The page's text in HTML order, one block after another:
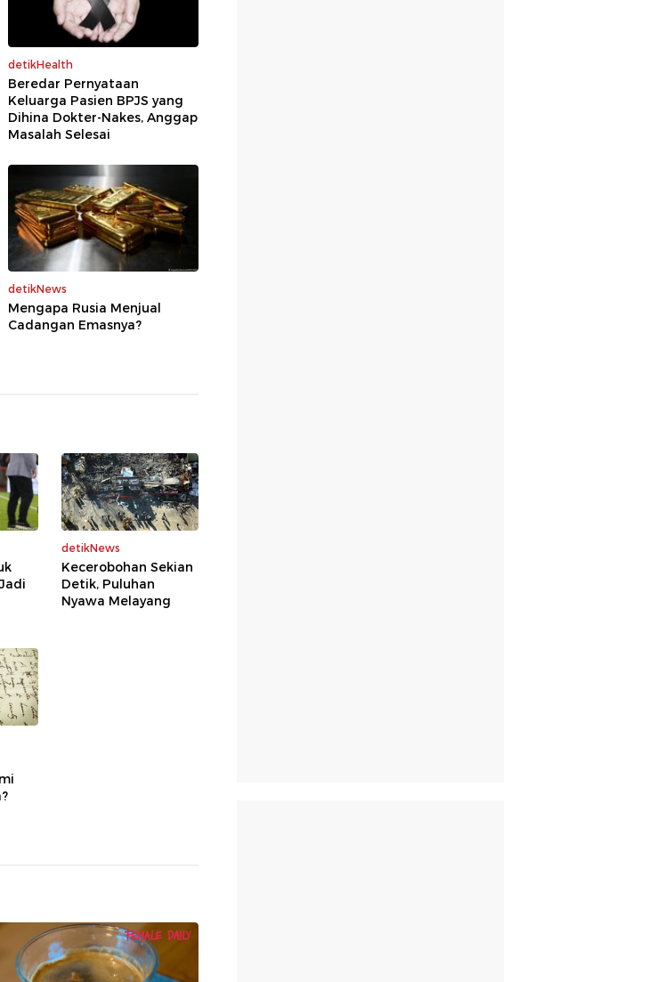
detikHealth
Beredar Pernyataan
Keluarga Pasien BPJS yang
Dihina Dokter-Nakes, Anggap
Masalah Selesai
detikNews
Mengapa Rusia Menjual
Cadangan Emasnya?
detikNews
Kecerobohan Sekian
Detik, Puluhan
Nyawa Melayang